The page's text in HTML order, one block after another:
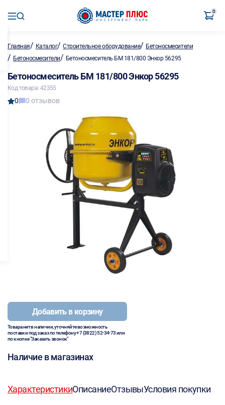
0
Главная/ Каталог/Строительное оборудование/ Бетоносмесители
/ Бетоносмесители/ Бетоносмеситель БМ 181/800 Энкор 56295
Бетоносмеситель БМ 181/800 Энкор 56295
Код товара: 42355
0 0 отзывов
Добавить в корзину
Товара нет в наличии, уточняйте возможность
поставки под заказ по телефону+7 (3822) 52-34-73или
по кнопке "Заказать звонок"
Наличие в магазинах
ХарактеристикиОписаниеОтзывыУсловия покупки